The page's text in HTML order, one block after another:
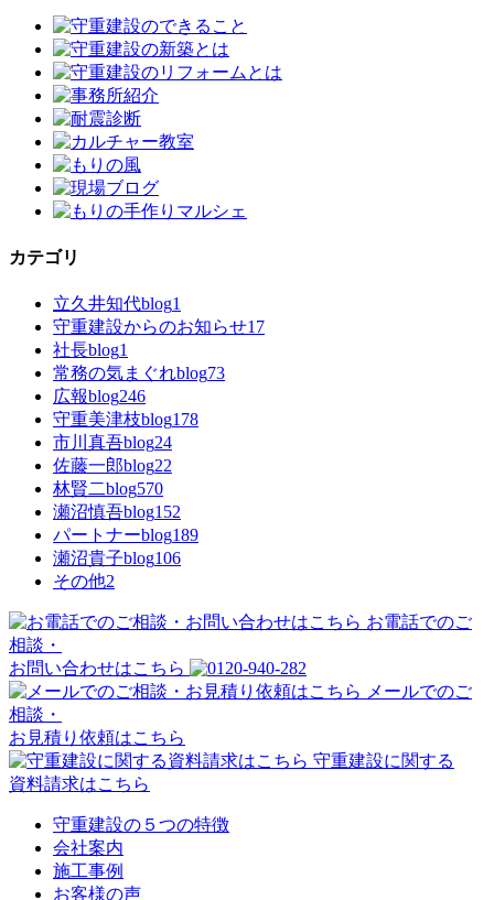
カテゴリ
立久井知代blog1
守重建設からのお知らせ17
社長blog1
常務の気まぐれblog73
広報blog246
守重美津枝blog178
市川真吾blog24
佐藤一郎blog22
林賢二blog570
瀬沼慎吾blog152
パートナーblog189
瀬沼貴子blog106
その他2
お電話でのご
相談・
お問い合わせはこちら
メールでのご
相談・
お見積り依頼はこちら
守重建設に関する
資料請求はこちら
守重建設の５つの特徴
会社案内
施工事例
お客様の声